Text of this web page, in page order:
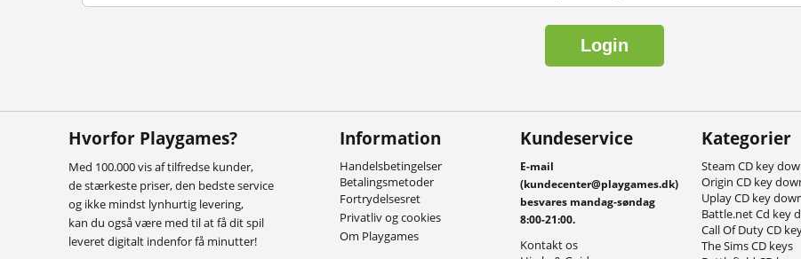
Login
Hvorfor Playgames?
Med 100.000 vis af tilfredse kunder,
de stærkeste priser, den bedste service
og ikke mindst lynhurtig levering,
kan du også være med til at få dit spil
leveret digitalt indenfor få minutter!
Information
Handelsbetingelser
Betalingsmetoder
Fortrydelsesret
Privatliv og cookies
Om Playgames
Kundeservice
E-mail
(kundecenter@playgames.dk)
besvares mandag-søndag
8:00-21:00.
Kontakt os
Kategorier
Steam CD key
Origin CD key
Uplay CD key
Battle.net Cd key
Call Of Duty CD
The Sims CD keys